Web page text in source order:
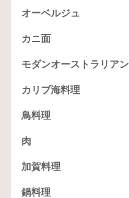
オーベルジュ
カニ面
モダンオーストラリアン
カリブ海料理
鳥料理
肉
加賀料理
鍋料理